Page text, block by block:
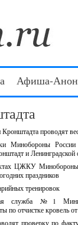
Афиша-
проводят
Минобороны России
и Ленинградской
ЦЖКУ Минобороны
праздников
тренировок
служба №1
по отчистке кровель
проверку по